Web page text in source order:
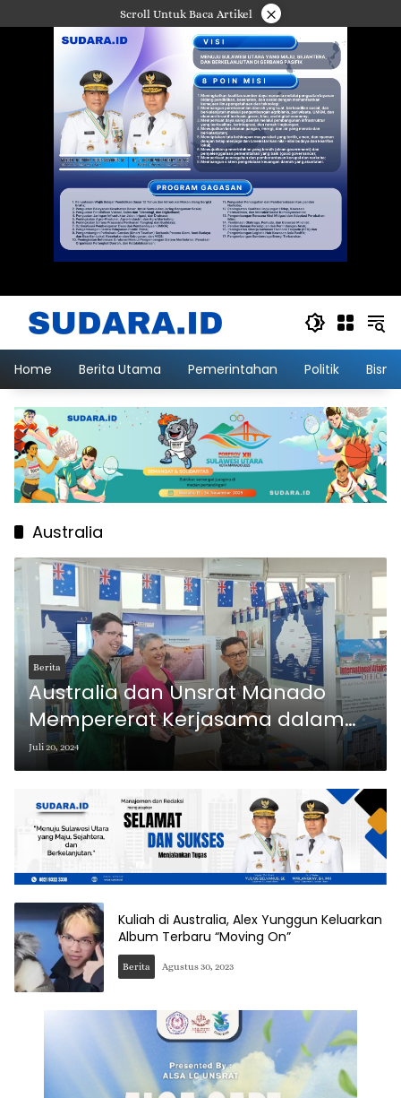
ke
Scroll Untuk Baca Artikel ×
Home Berita Utama Pemerintahan Politik
Australia
Berita
Australia dan Unsrat Manado
Mempererat Kerjasama dalam
Pendidikan dan Penelitian
Juli 20, 2024
Kuliah di Australia, Alex Yunggun Keluarkan
Album Terbaru “Moving On”
Berita Agustus 30, 2023